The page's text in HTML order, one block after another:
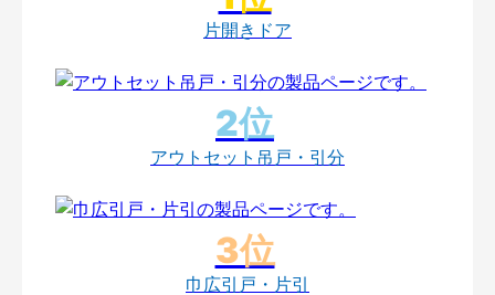
片開きドア
アウトセット吊戸・引分
巾広引戸・片引